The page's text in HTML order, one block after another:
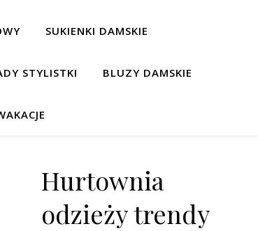
SUKIENKI DAMSKIE
STYLISTKI BLUZY DAMSKIE
Hurtownia
odzieży trendy